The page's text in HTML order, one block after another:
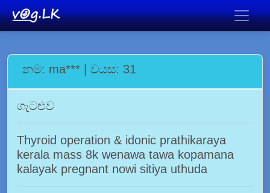
නම: ma*** | වයස: 31
ගැටළුව
Thyroid operation & idonic prathikaraya
kerala mass 8k wenawa tawa kopamana
kalayak pregnant nowi sitiya uthuda